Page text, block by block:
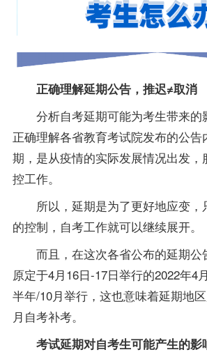
正确理解延期公告，推迟≠取消
分析自考延期可能为考生带来
正确理解各省教育考试院发布的公告
期，是从疫情的实际发展情况出发
控工作。
所以，延期是为了更好地应变
的控制，自考工作就可以继续展开。
而且，在这次各省公布的延期公
原定于4月16日-17日举行的2022年4
半年/10月举行，这也意味着延期地
月自考补考。
考试延期对自考生可能产生的影